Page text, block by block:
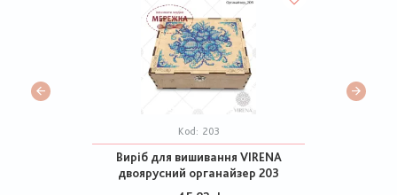
Kod: 203
Виріб для вишивання VIRENA
двоярусний органайзер 203